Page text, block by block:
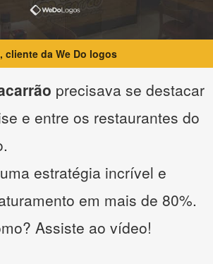
cliente da We Do logos
precisava se destacar
e entre os restaurantes do
estratégia incrível e
em mais de 80%.
Assiste ao vídeo!